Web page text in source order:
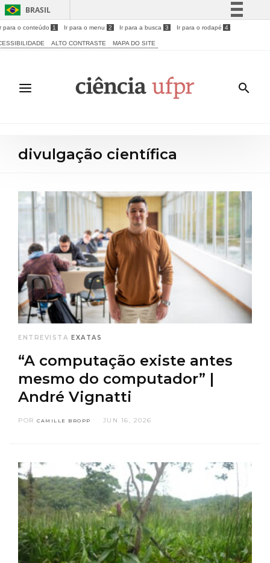
BRASIL
Simplifique!
Acesso à informação
Legislação
para o conteúdo 1 Ir para o menu 2 Ir para a busca 3 Ir para o rodapé 4
ALTO CONTRASTE MAPA DO SITE
divulgação científica
ENTREVISTA EXATAS
“A computação existe antes
mesmo do computador” |
André Vignatti
POR CAMILLE BROPP JUN 16, 2026